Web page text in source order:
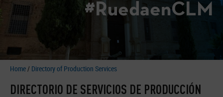
#RuedaenCLM
Home/ Directory of Production Services
DIRECTORIO DE SERVICIOS DE PRODUCCIÓN